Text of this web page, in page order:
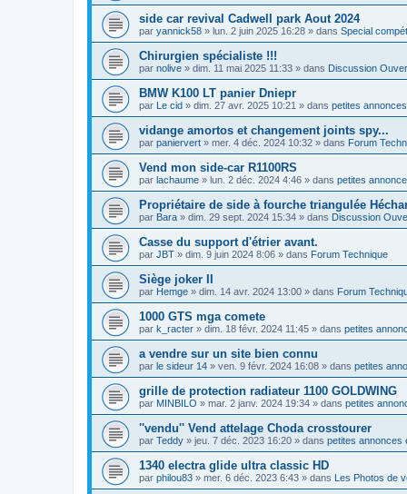
side car revival Cadwell park Aout 2024
par yannick58 » lun. 2 juin 2025 16:28 » dans Special
Chirurgien spécialiste !!!
par nolive » dim. 11 mai 2025 11:33 » dans Discussion
BMW K100 LT panier Dniepr
par Le cid » dim. 27 avr. 2025 10:21 » dans petites
vidange amortos et changement joints spy...
par paniervert » mer. 4 déc. 2024 10:32 » dans Forum
Vend mon side-car R1100RS
par lachaume » lun. 2 déc. 2024 4:46 » dans petites
Propriétaire de side à fourche triangulée
par Bara » dim. 29 sept. 2024 15:34 » dans Discussion
Casse du support d'étrier avant.
par JBT » dim. 9 juin 2024 8:06 » dans Forum Technique
Siège joker II
par Hemge » dim. 14 avr. 2024 13:00 » dans Forum
1000 GTS mga comete
par k_racter » dim. 18 févr. 2024 11:45 » dans petites
a vendre sur un site bien connu
par le sideur 14 » ven. 9 févr. 2024 16:08 » dans petites
grille de protection radiateur 1100 GOLDWING
par MINBILO » mar. 2 janv. 2024 19:34 » dans petites
''vendu'' Vend attelage Choda crosstourer
par Teddy » jeu. 7 déc. 2023 16:20 » dans petites annonces
1340 electra glide ultra classic HD
par philou83 » mer. 6 déc. 2023 6:43 » dans Les Photos de